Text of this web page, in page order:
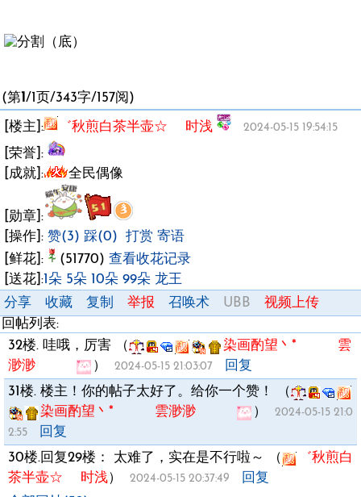
(第1/1页/343字/157阅)
[楼主]: ゛秋煎白茶半壶☆ 时浅 2024-05-15 19:54:15
[荣誉]:
[成就]:
全民偶像
[勋章]:
[操作]: 赞(3) 踩(0) 打赏 寄语
[鲜花]:
(51770) 查看收花记录
[送花]:1朵 5朵 10朵 99朵 龙王
分享
收藏 复制 举报 召唤术 UBB
视频上传
回帖列表:
32楼. 哇哦，厉害 （
染画酌望丶* 雲
渺渺
） 2024-05-15 21:03:07
回复
31楼. 楼主！你的帖子太好了。给你一个赞！
（
染画酌望丶* 雲渺渺
）
2024-05-15 21:0
2:55
回复
30楼.回复29楼： 太难了，实在是不行啦～ （
゛秋煎白
茶半壶☆ 时浅） 2024-05-15 20:37:49
回复